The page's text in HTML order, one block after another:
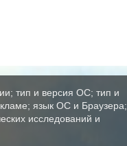
тип и версия ОС; тип и
язык ОС и Браузера;
исследований и